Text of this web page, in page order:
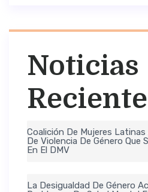
Noticias
Coalición De Mujeres
De Violencia De Género Que
En El DMV
La Desigualdad De Género